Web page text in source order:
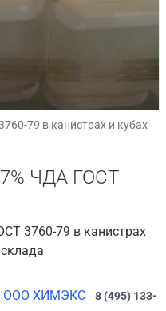
79 в канистрах и кубах
ЧДА ГОСТ
3760-79 в канистрах
ООО ХИМЭКС
8 (495) 133-